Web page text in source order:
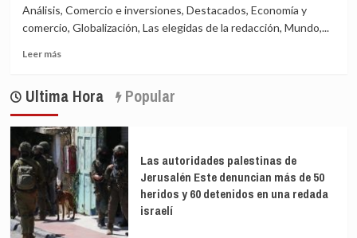
bloqueará
la
OMC
que
llegue
los
pobres?
Análisis, Comercio e inversiones, Destacados, Economía y
comercio, Globalización, Las elegidas de la redacción, Mundo,...
Leer másLeer
Enigma:
la
OMC
que
la
vacuna
llegue
a
los
Ultima Hora Popular
Las autoridades palestinas de
Jerusalén Este denuncian más de 50
heridos y 60 detenidos en una redada
israelí